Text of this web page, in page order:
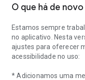
O que há de novo
Estamos sempre
no aplicativo. Nesta
ajustes para oferecer
acessibilidade no uso:
* Adicionamos uma